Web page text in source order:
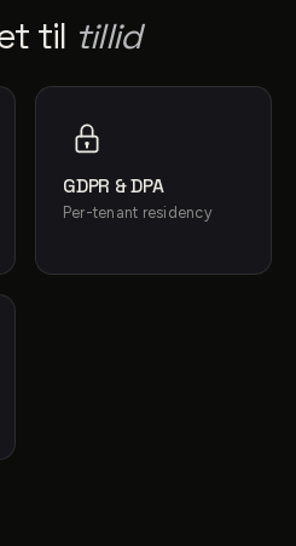
til tillid
GDPR & DPA
Per-tenant residency